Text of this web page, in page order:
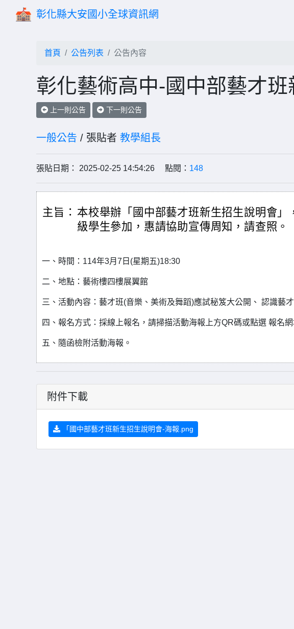
彰化縣大安國小全球資訊網
首頁 公告列表 公告內容
彰化藝術高中-國中部藝才
上一則公告 下一則公告
一般公告 / 張貼者 教學組長
張貼日期： 2025-02-25 14:54:26 點閱： 148
主旨： 本校舉辦「國中部藝才班新生招生說明會」
級學生參加，惠請協助宣傳周知，請查照。
一、時間：114年3月7日(星期五)18:30
二、地點：藝術樓四樓展翼館
三、活動內容：藝才班(音樂、美術及舞蹈)應試秘笈大公開、 認識藝
四、報名方式：採線上報名，請掃描活動海報上方QR碼或點選 報名
五、隨函檢附活動海報。
附件下載
「國中部藝才班新生招生說明會-海報.png